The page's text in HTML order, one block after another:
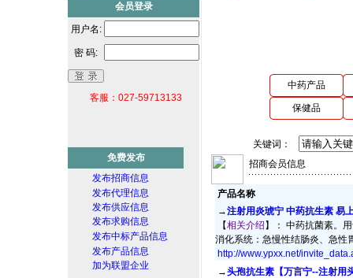
会员登录
用户名:
密 码:
客服：027-59713133
免费发布
发布招商信息
发布代理信息
发布供应信息
发布求购信息
发布中标产品信息
发布产品信息
加为联盟企业
中药产品
保健品
关键词：
招商会员信息
产品名称
→注射用炎琥宁 中药抗生素 易
【相关介绍 】： 中药抗菌素。
消化系统：急慢性结肠炎、急性
http://www.ypxx.net/
→头孢抗生素【万言宁--注射用